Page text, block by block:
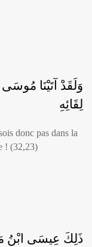
وَلَقَدْ آتَيْنَا
لِقَائِهِ
donc pas dans la
! (32,23)
ذَلِكَ عِيسَى ابْنُ